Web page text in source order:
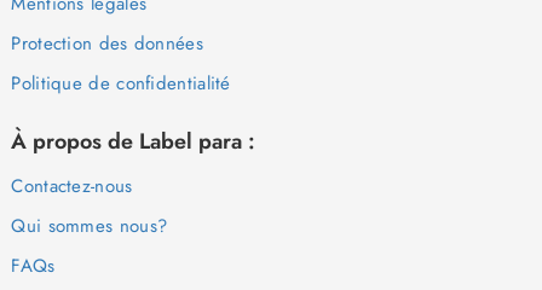
Protection des données
Politique de confidentialité
À propos de Label para :
Contactez-nous
Qui sommes nous?
FAQs